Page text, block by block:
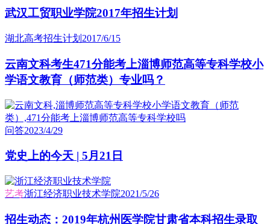
武汉工贸职业学院2017年招生计划
湖北高考招生计划 2017/6/15
云南文科考生471分能考上淄博师范高等专科学校小
学语文教育（师范类）专业吗？
问答2023/4/29
党史上的今天 | 5月21日
艺考浙江经济职业技术学院2021/5/26
招生动态：2019年杭州医学院甘肃省本科招生录取